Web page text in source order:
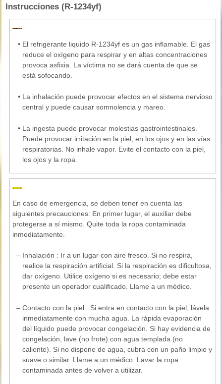
Instrucciones (R-1234yf)
• El refrigerante liquido R-1234yf es un gas inflamable. El gas
reduce el oxígeno para respirar y en altas concentraciones
provoca asfixia. La víctima no se dará cuenta de que se
está sofocando.
• La inhalación puede provocar efectos en el sistema nervioso
central y puede causar somnolencia y mareo.
• La ingesta puede provocar molestias gastrointestinales.
Puede provocar irritación en la piel, en los ojos y en las vías
respiratorias. No inhale vapor. Evite el contacto con la piel,
los ojos y la ropa.
En caso de emergencia, se deben tener en cuenta las
siguientes precauciones: En primer lugar, el auxiliar debe
protegerse a sí mismo. Quite toda la ropa contaminada
inmediatamente.
– Inhalación : Ir a un lugar con aire fresco. Si no respira,
realice la respiración artificial. Si la respiración es dificultosa,
dar oxígeno. Utilice oxígeno si es necesario; debe estar
presente un operador cualificado. Llame a un médico.
– Contacto con la piel : Si entra en contacto con la piel, lávela
inmediatamente con mucha agua. La rápida evaporación
del líquido puede provocar congelación. Si hay evidencia de
congelación, lave (no frote) con agua templada (no
caliente). Si no dispone de agua, cubra con un paño limpio y
suave o similar. Llame a un médico. Lavar la ropa
contaminada antes de volver a utilizar.